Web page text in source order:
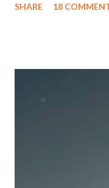
तिमीहरू नेपाली मैं बातचित गर्दै
रहेछन् । आफूलाई भेट्न निम्ता
SHARE 18